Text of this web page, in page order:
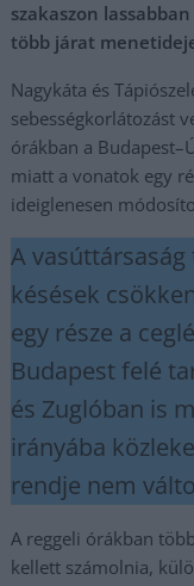
szakaszon
több járat
Nagykáta és
sebességkorlátozást
órákban a
miatt a vonatok egy
ideiglenesen
A
késések
egy része a
Budapest felé
és Zuglóban is
irányába
rendje nem
A reggeli órákban
kellett számolnia,